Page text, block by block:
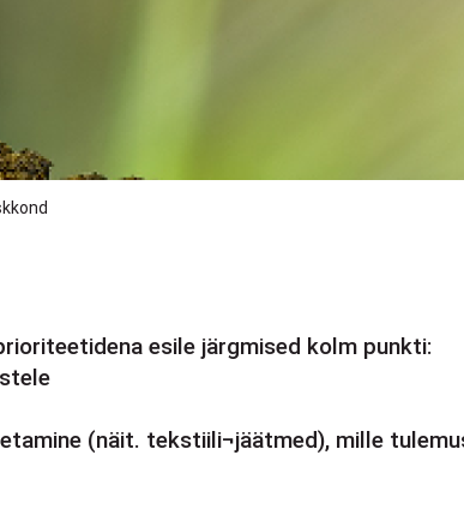
esile järgmised kolm punkti:
(näit. tekstiili¬jäätmed), mille